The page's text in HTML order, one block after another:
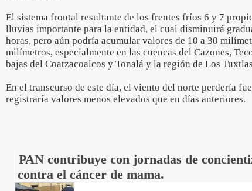
El sistema frontal resultante de los frentes fríos 6 y 7
lluvias importante para la entidad, el cual disminuirá
horas, pero aún podría acumular valores de 10 a 30
milímetros, especialmente en las cuencas del Cazones,
bajas del Coatzacoalcos y Tonalá y la región de Los
En el transcurso de este día, el viento del norte perdería
registraría valores menos elevados que en días anteriores.
PAN contribuye con jornadas de
contra el cáncer de mama.